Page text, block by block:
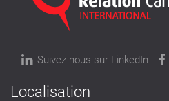
Suivez-nous sur LinkedIn
Localisation